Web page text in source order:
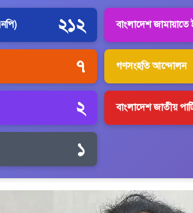
২১২ বাংলাদেশ
৭ গণসংহতি আন্দোলন
২ বাংলাদেশ জাতীয়
১